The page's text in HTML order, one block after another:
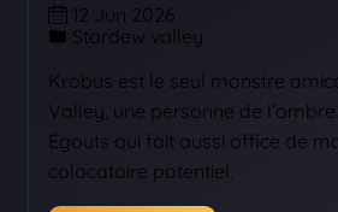
12 Jun 2026
Stardew valley
Krobus est le seul monstre
Valley, une personne de
Égouts qui fait aussi office de
colocataire potentiel.